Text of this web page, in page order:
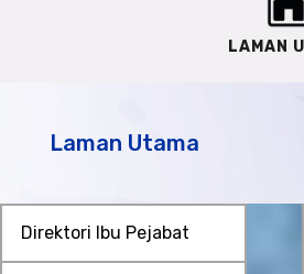
LAMAN
Laman Utama
Direktori Ibu Pejabat